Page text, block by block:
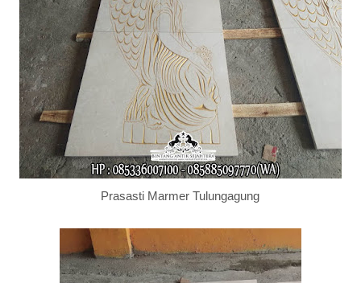
Prasasti Marmer Tulungagung